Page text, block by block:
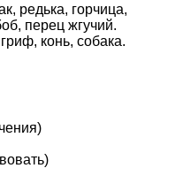
редька, горчица,
перец жгучий.
конь, собака.